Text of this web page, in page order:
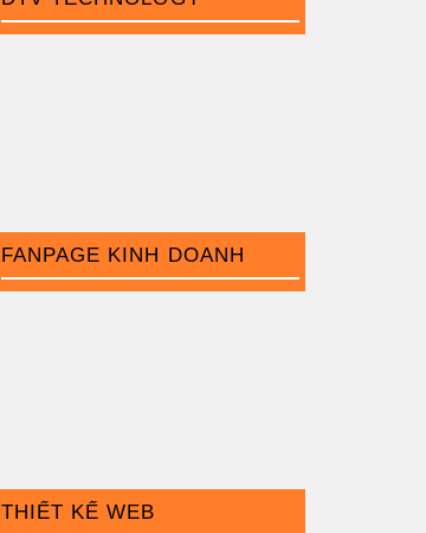
FANPAGE KINH DOANH
THIẾT KẾ WEB